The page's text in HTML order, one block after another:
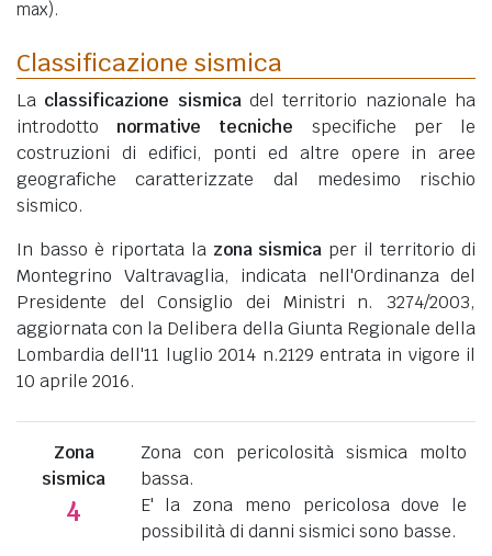
max).
Classificazione sismica
La classificazione sismicadel territorio nazionale ha
introdotto normative tecniche specifiche per le
costruzioni di edifici, ponti ed altre opere in aree
geografiche caratterizzate dal medesimo rischio
sismico.
In basso è riportata la zona sismica per il territorio di
Montegrino Valtravaglia, indicata nell'Ordinanza del
Presidente del Consiglio dei Ministri n. 3274/2003,
aggiornata con la Delibera della Giunta Regionale della
Lombardia dell'11 luglio 2014 n.2129 entrata in vigore il
10 aprile 2016.
Zona
sismica
4
Zona con pericolosità sismica molto
bassa.
E' la zona meno pericolosa dove le
possibilità di danni sismici sono basse.